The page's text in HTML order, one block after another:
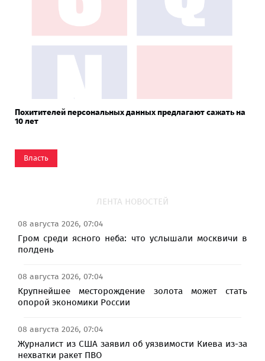
Похитителей персональных данных предлагают сажать на
10 лет
Власть
ЛЕНТА НОВОСТЕЙ
08 августа 2026, 07:04
Гром среди ясного неба: что услышали москвичи в
полдень
08 августа 2026, 07:04
Крупнейшее месторождение золота может стать
опорой экономики России
08 августа 2026, 07:04
Журналист из США заявил об уязвимости Киева из-за
нехватки ракет ПВО